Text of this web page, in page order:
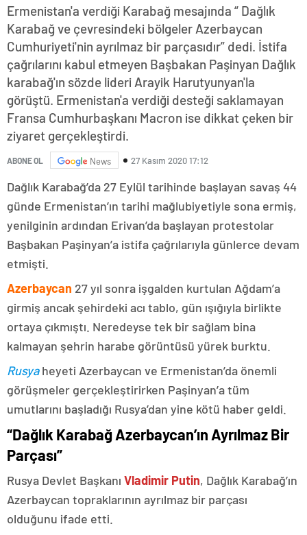
Ermenistan'a verdiği Karabağ mesajında “ Dağlık
Karabağ ve çevresindeki bölgeler Azerbaycan
Cumhuriyeti'nin ayrılmaz bir parçasıdır” dedi. İstifa
çağrılarını kabul etmeyen Başbakan Paşinyan Dağlık
karabağ'ın sözde lideri Arayik Harutyunyan'la
görüştü. Ermenistan'a verdiği desteği saklamayan
Fransa Cumhurbaşkanı Macron ise dikkat çeken bir
ziyaret gerçekleştirdi.
ABONE OL News 27 Kasım 2020 17:12
Dağlık Karabağ’da 27 Eylül tarihinde başlayan savaş 44
günde Ermenistan’ın tarihi mağlubiyetiyle sona ermiş,
yenilginin ardından Erivan’da başlayan protestolar
Başbakan Paşinyan’a istifa çağrılarıyla günlerce devam
etmişti.
Azerbaycan 27 yıl sonra işgalden kurtulan Ağdam’a
girmiş ancak şehirdeki acı tablo, gün ışığıyla birlikte
ortaya çıkmıştı. Neredeyse tek bir sağlam bina
kalmayan şehrin harabe görüntüsü yürek burktu.
Rusyaheyeti Azerbaycan ve Ermenistan’da önemli
görüşmeler gerçekleştirirken Paşinyan’a tüm
umutlarını başladığı Rusya’dan yine kötü haber geldi.
“Dağlık Karabağ Azerbaycan’ın Ayrılmaz Bir
Parçası”
Rusya Devlet Başkanı Vladimir Putin, Dağlık Karabağ’ın
Azerbaycan topraklarının ayrılmaz bir parçası
olduğunu ifade etti.